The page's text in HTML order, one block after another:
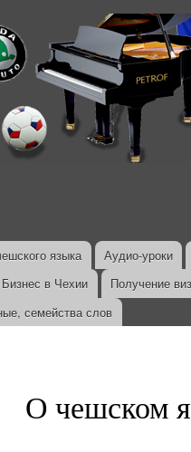
языка
Аудио-уроки
Бизнес в Чехии
Получение
семейства слов
О чешском